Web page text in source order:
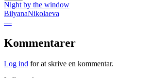
Night by the window
BilyanaNikolaeva
—
Kommentarer
Log ind for at skrive en kommentar.